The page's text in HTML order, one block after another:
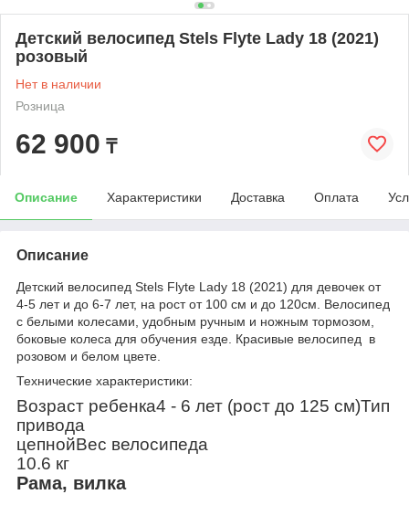
Детский велосипед Stels Flyte Lady 18 (2021)
розовый
Нет в наличии
Розница
62 900 ₸
Описание Характеристики Доставка Оплата
Описание
Детский велосипед Stels Flyte Lady 18 (2021) для девочек от
4-5 лет и до 6-7 лет, на рост от 100 см и до 120см. Велосипед
с белыми колесами, удобным ручным и ножным тормозом,
боковые колеса для обучения езде. Красивые велосипед в
розовом и белом цвете.
Технические характеристики:
Возраст ребенка4 - 6 лет (рост до 125 см)Тип
привода
цепнойВес велосипеда
10.6 кг
Рама, вилка